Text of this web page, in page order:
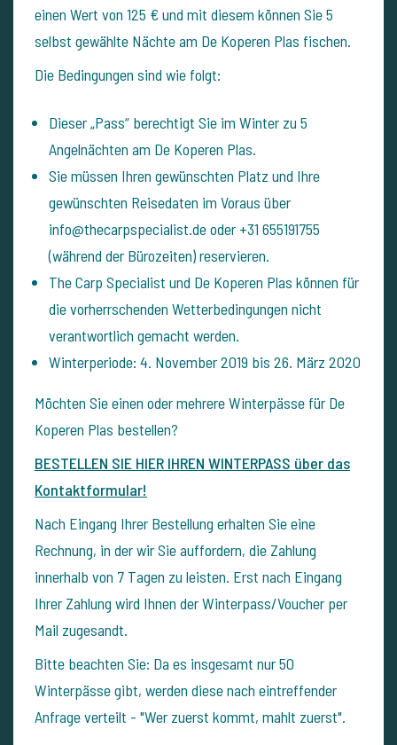
einen Wert von 125 € und mit diesem können Sie 5
selbst gewählte Nächte am De Koperen Plas fischen.
Die Bedingungen sind wie folgt:
Dieser „Pass“ berechtigt Sie im Winter zu 5
Angelnächten am De Koperen Plas.
Sie müssen Ihren gewünschten Platz und Ihre
gewünschten Reisedaten im Voraus über
info@thecarpspecialist.de oder +31 655191755
(während der Bürozeiten) reservieren.
The Carp Specialist und De Koperen Plas können für
die vorherrschenden Wetterbedingungen nicht
verantwortlich gemacht werden.
Winterperiode: 4. November 2019 bis 26. März 2020
Möchten Sie einen oder mehrere Winterpässe für De
Koperen Plas bestellen?
BESTELLEN SIE HIER IHREN WINTERPASS über das
Kontaktformular!
Nach Eingang Ihrer Bestellung erhalten Sie eine
Rechnung, in der wir Sie auffordern, die Zahlung
innerhalb von 7 Tagen zu leisten. Erst nach Eingang
Ihrer Zahlung wird Ihnen der Winterpass/Voucher per
Mail zugesandt.
Bitte beachten Sie: Da es insgesamt nur 50
Winterpässe gibt, werden diese nach eintreffender
Anfrage verteilt - "Wer zuerst kommt, mahlt zuerst".